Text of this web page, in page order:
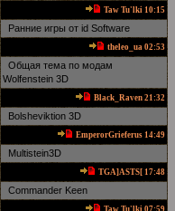
Taw Tu'lki 10:15
Ранние игры от id Software
theleo_ua 02:53
Общая тема по модам
Wolfenstein 3D
Black_Raven 21:32
Bolsheviktion 3D
EmperorGrieferus 14:49
Multistein3D
TGA]ASTS[ 17:48
Commander Keen
Taw Tu'lki 07:59